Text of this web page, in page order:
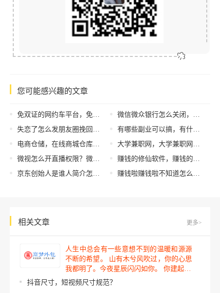
您可能感兴趣的文章
免双证的网约车平台，免双证的网约车平台哪个单多？
失恋了怎么发朋友圈挽回，挽回失恋朋友圈分享？
电商仓储，在线商城仓库管理？
微视怎么开直播权限？微视怎么开直播权限不足
京东创始人是谁人简介怎么写，京东创始人是谁呀？
微信微众银行怎么关闭，微信微众银行如何关闭账户？
有哪些副业可以搞，有什么副业能做
大学兼职网，大学兼职网上家教？
赚钱的修仙软件，赚钱的修仙软件有哪些？
赚钱啦赚钱啦不知道怎么去花小品，赚钱啦赚钱啦不知道怎么去花还在？
相关文章 更多>
人生中总会有一些意想不到的温暖和源源
不断的希望。 山有木兮风吹过，你的心思
我都明了。今夜星辰闪闪如你。 你建起…
抖音尺寸，短视频尺寸规范？